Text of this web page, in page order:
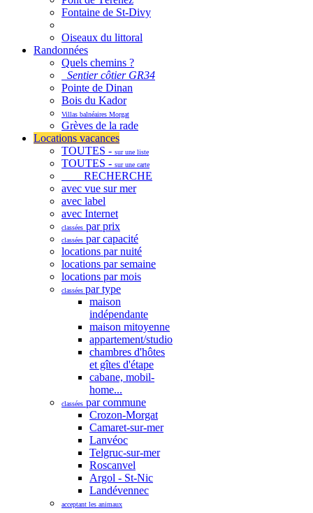
Fontaine de St-Divy
Oiseaux du littoral
Randonnées
Quels chemins ?
Sentier côtier GR34
Pointe de Dinan
Bois du Kador
Villas balnéaires Morgat
Grèves de la rade
Locations vacances
TOUTES - sur une liste
TOUTES - sur une carte
RECHERCHE
avec vue sur mer
avec label
avec Internet
classées par prix
classées par capacité
locations par nuité
locations par semaine
locations par mois
classées par type
maison
indépendante
maison mitoyenne
appartement/studio
chambres d'hôtes
et gîtes d'étape
cabane, mobil-
home...
classées par commune
Crozon-Morgat
Camaret-sur-mer
Lanvéoc
Telgruc-sur-mer
Roscanvel
Argol - St-Nic
Landévennec
acceptant les animaux